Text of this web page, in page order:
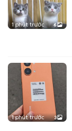
1 phút trước 6
1 phút trước 3